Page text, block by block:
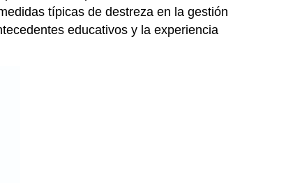
típicas de destreza en la gestión
educativos y la experiencia